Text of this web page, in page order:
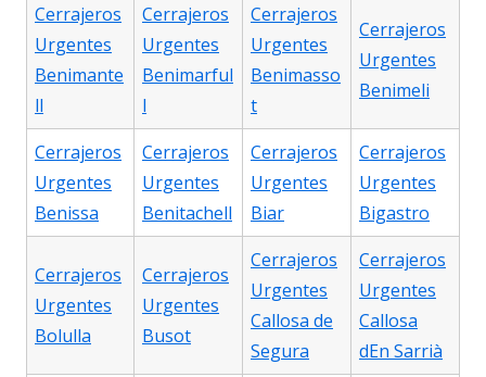
Cerrajeros
Urgentes
Benimante
ll
Cerrajeros
Urgentes
Benimarful
l
Cerrajeros
Urgentes
Benimasso
t
Cerrajeros
Urgentes
Benimeli
Cerrajeros
Urgentes
Benissa
Cerrajeros
Urgentes
Benitachell
Cerrajeros
Urgentes
Biar
Cerrajeros
Urgentes
Bigastro
Cerrajeros
Urgentes
Bolulla
Cerrajeros
Urgentes
Busot
Cerrajeros
Urgentes
Callosa de
Segura
Cerrajeros
Urgentes
Callosa
dEn Sarrià